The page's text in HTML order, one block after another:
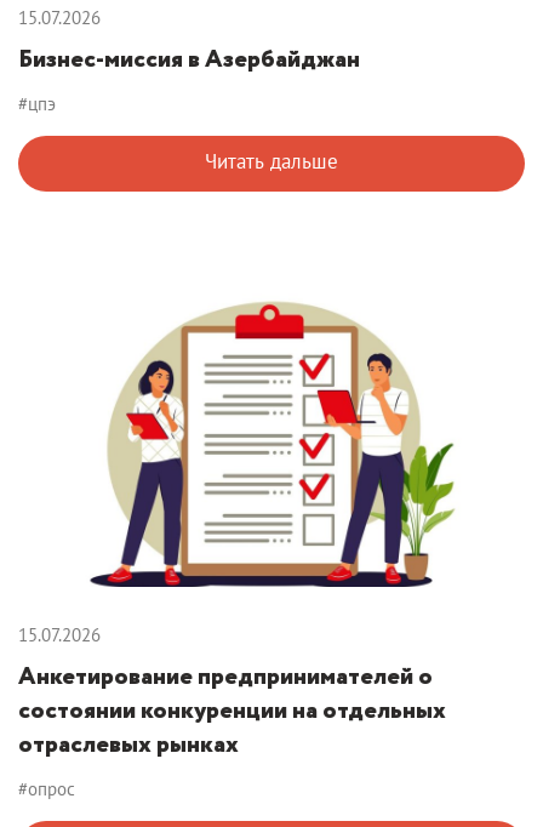
15.07.2026
Бизнес-миссия в Азербайджан
#цпэ
Читать дальше
15.07.2026
Анкетирование предпринимателей о
состоянии конкуренции на отдельных
отраслевых рынках
#опрос